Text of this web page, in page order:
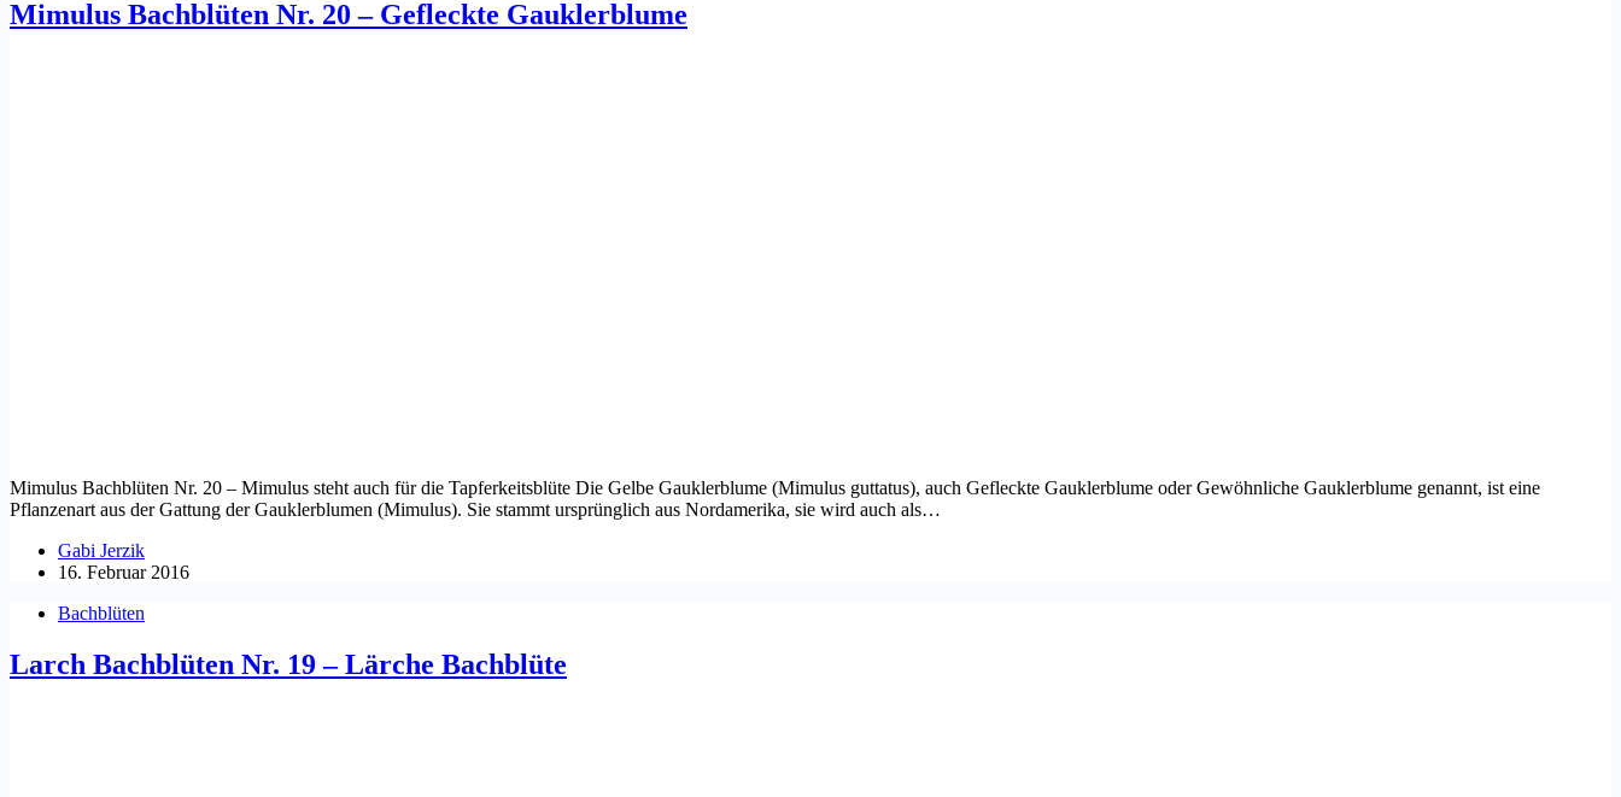
Mimulus Bachblüten Nr. 20 – Gefleckte Gauklerblume
Mimulus Bachblüten Nr. 20 – Mimulus steht auch für die Tapferkeitsblüte Die Gelbe Gauklerblume (Mimulus guttatus), auch Gefleckte Gauklerblume oder Gewöhnliche Gauklerblume genannt, ist eine
Pflanzenart aus der Gattung der Gauklerblumen (Mimulus). Sie stammt ursprünglich aus Nordamerika, sie wird auch als…
Gabi Jerzik
16. Februar 2016
Bachblüten
Larch Bachblüten Nr. 19 – Lärche Bachblüte